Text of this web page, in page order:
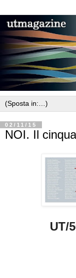
02/11/15
NOI. Il
UT/